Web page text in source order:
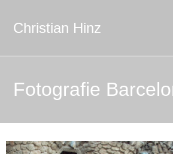
Christian Hinz
Fotografie